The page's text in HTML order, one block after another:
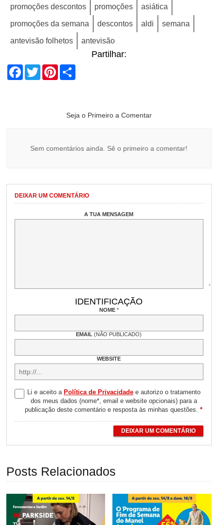
promoções descontos promoções asiática
promoções da semana descontos aldi semana
antevisão folhetos antevisão
Partilhar:
Facebook
TwitterPinterest
Seja o Primeiro a Comentar
Sem comentários ainda. Sê o primeiro a comentar!
DEIXAR UM COMENTÁRIO
A TUA MENSAGEM
IDENTIFICAÇÃO
NOME *
EMAIL(NÃO PUBLICADO)
WEBSITE
Li e aceito a Política de Privacidadee autorizo o tratamento
dos meus dados (nome*, email e website opcionais) para a
publicação deste comentário e resposta às minhas questões.*
DEIXAR UM COMENTÁRIO
Posts Relacionados